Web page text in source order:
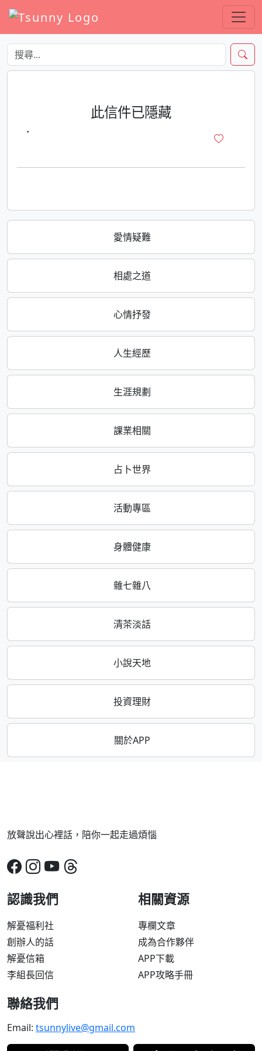
愛情疑難
相處之道
心情抒發
人生經歷
生涯規劃
課業相關
占卜世界
活動專區
身體健康
雜七雜八
清茶淡話
小說天地
投資理財
關於APP
此信件已隱藏
·
放聲說出心裡話，陪你一起走過煩惱
認識我們
解憂福利社
創辦人的話
解憂信箱
李組長回信
相關資源
專欄文章
成為合作夥伴
APP下載
APP攻略手冊
聯絡我們
Email: tsunnylive@gmail.com